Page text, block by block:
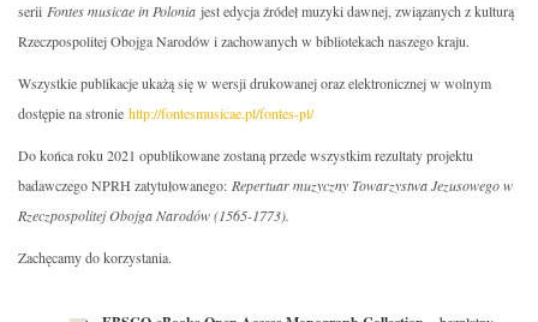
serii Fontes musicae in Polonia jest edycja źródeł muzyki dawnej, związanych z kulturą
Rzeczpospolitej Obojga Narodów i zachowanych w bibliotekach naszego kraju.
Wszystkie publikacje ukażą się w wersji drukowanej oraz elektronicznej w wolnym
dostępie na stronie http://fontesmusicae.pl/fontes-pl/
Do końca roku 2021 opublikowane zostaną przede wszystkim rezultaty projektu
badawczego NPRH zatytułowanego: Repertuar muzyczny Towarzystwa Jezusowego w
Rzeczpospolitej Obojga Narodów (1565-1773).
Zachęcamy do korzystania.